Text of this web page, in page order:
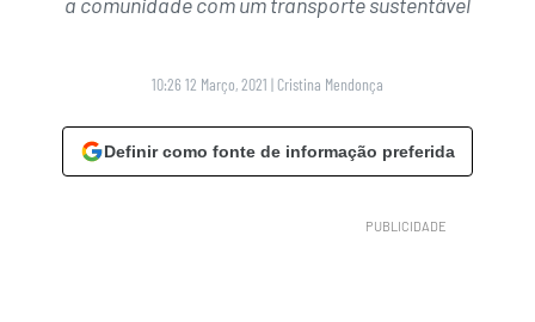
10:26 12 Março, 2021 | Cristina Mendonça
Definir como fonte de informação preferida